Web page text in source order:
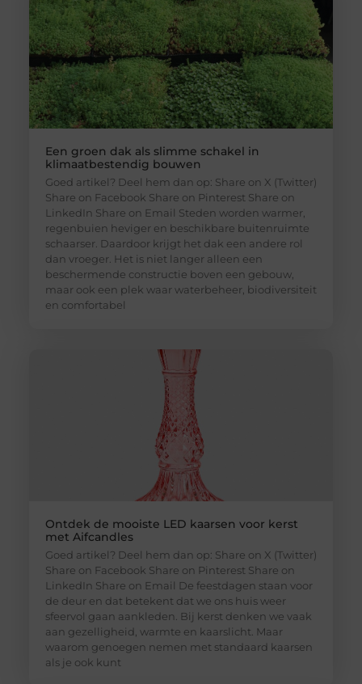
Een groen dak als slimme schakel in
klimaatbestendig bouwen
Goed artikel? Deel hem dan op: Share on X (Twitter)
Share on Facebook Share on Pinterest Share on
LinkedIn Share on Email Steden worden warmer,
regenbuien heviger en beschikbare buitenruimte
schaarser. Daardoor krijgt het dak een andere rol
dan vroeger. Het is niet langer alleen een
beschermende constructie boven een gebouw,
maar ook een plek waar waterbeheer, biodiversiteit
en comfortabel
Ontdek de mooiste LED kaarsen voor kerst
met Aifcandles
Goed artikel? Deel hem dan op: Share on X (Twitter)
Share on Facebook Share on Pinterest Share on
LinkedIn Share on Email De feestdagen staan voor
de deur en dat betekent dat we ons huis weer
sfeervol gaan aankleden. Bij kerst denken we vaak
aan gezelligheid, warmte en kaarslicht. Maar
waarom genoegen nemen met standaard kaarsen
als je ook kunt